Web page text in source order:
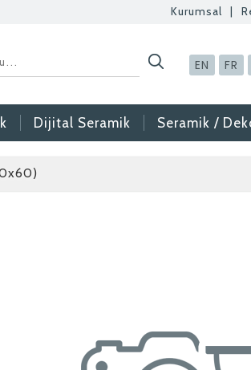
Kurumsal |
EN FR
Dijital Seramik Seramik /